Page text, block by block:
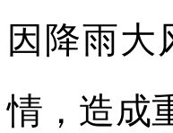
因降雨大
情，造成